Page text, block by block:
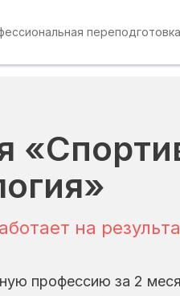
переподготовка
на
профессию за 2